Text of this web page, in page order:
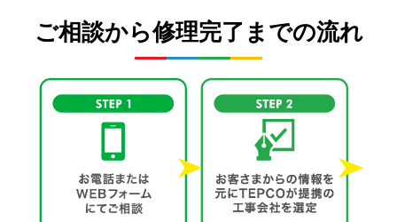
ご相談から修理完了までの流れ